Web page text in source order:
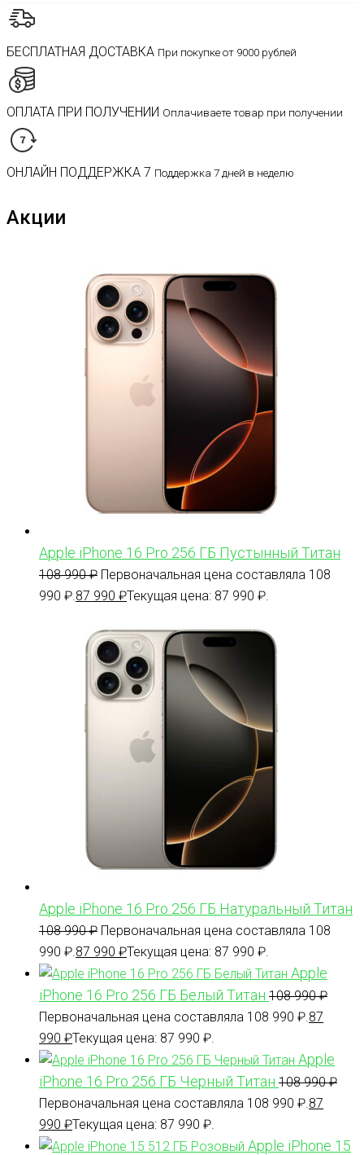
БЕСПЛАТНАЯ ДОСТАВКА При покупке от 9000 рублей
ОПЛАТА ПРИ ПОЛУЧЕНИИ Оплачиваете товар при получении
ОНЛАЙН ПОДДЕРЖКА 7 Поддержка 7 дней в неделю
Акции
Apple iPhone 16 Pro 256 ГБ Пустынный Титан
108 990₽ Первоначальная цена составляла 108
990 ₽. 87 990 ₽Текущая цена: 87 990 ₽.
Apple iPhone 16 Pro 256 ГБ Натуральный Титан
108 990₽ Первоначальная цена составляла 108
990 ₽. 87 990 ₽Текущая цена: 87 990 ₽.
Apple
iPhone 16 Pro 256 ГБ Белый Титан 108 990₽
Первоначальная цена составляла 108 990 ₽. 87
990 ₽Текущая цена: 87 990 ₽.
Apple
iPhone 16 Pro 256 ГБ Черный Титан 108 990₽
Первоначальная цена составляла 108 990 ₽. 87
990 ₽Текущая цена: 87 990 ₽.
Apple iPhone 15